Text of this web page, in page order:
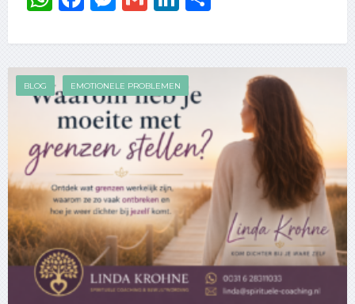
BLOG EMOTIONELE PROBLEMEN